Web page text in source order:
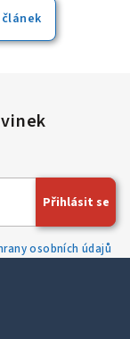
pracovat.
osobních údajů
Přihlásit se